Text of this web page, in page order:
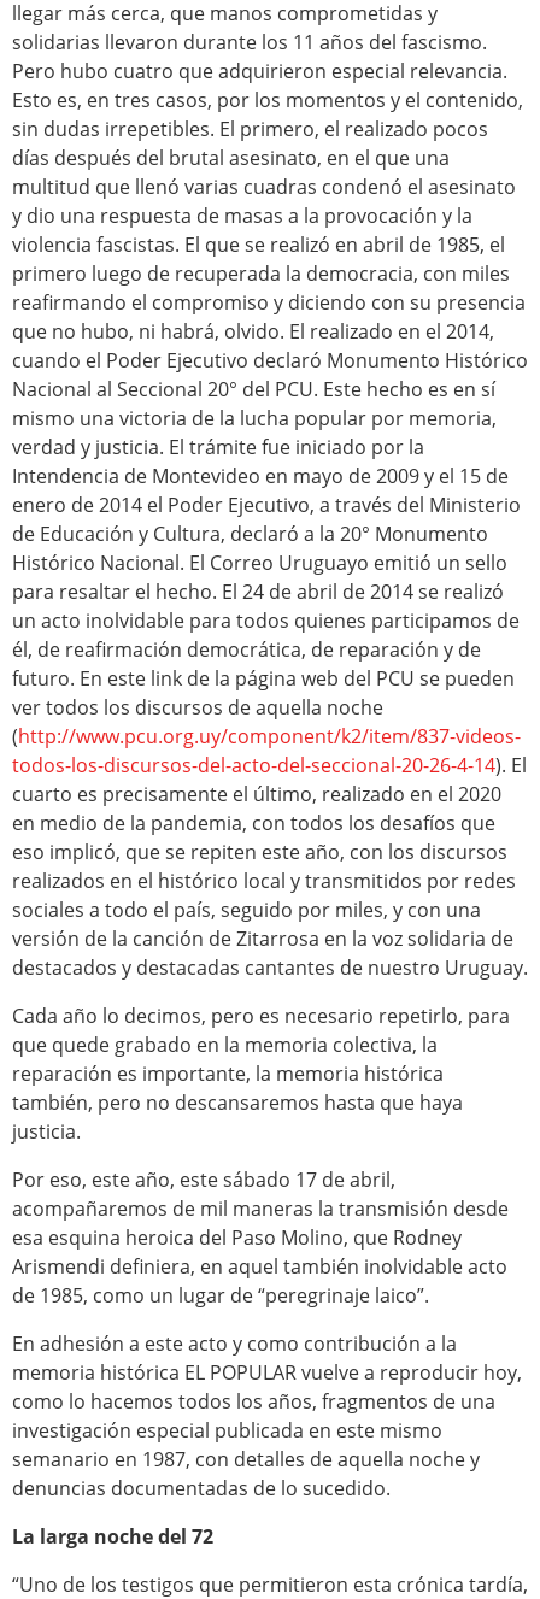
llegar más cerca, que manos comprometidas y
solidarias llevaron durante los 11 años del fascismo.
Pero hubo cuatro que adquirieron especial relevancia.
Esto es, en tres casos, por los momentos y el contenido,
sin dudas irrepetibles. El primero, el realizado pocos
días después del brutal asesinato, en el que una
multitud que llenó varias cuadras condenó el asesinato
y dio una respuesta de masas a la provocación y la
violencia fascistas. El que se realizó en abril de 1985, el
primero luego de recuperada la democracia, con miles
reafirmando el compromiso y diciendo con su presencia
que no hubo, ni habrá, olvido. El realizado en el 2014,
cuando el Poder Ejecutivo declaró Monumento Histórico
Nacional al Seccional 20° del PCU. Este hecho es en sí
mismo una victoria de la lucha popular por memoria,
verdad y justicia. El trámite fue iniciado por la
Intendencia de Montevideo en mayo de 2009 y el 15 de
enero de 2014 el Poder Ejecutivo, a través del Ministerio
de Educación y Cultura, declaró a la 20° Monumento
Histórico Nacional. El Correo Uruguayo emitió un sello
para resaltar el hecho. El 24 de abril de 2014 se realizó
un acto inolvidable para todos quienes participamos de
él, de reafirmación democrática, de reparación y de
futuro. En este link de la página web del PCU se pueden
ver todos los discursos de aquella noche
(http://www.pcu.org.uy/component/k2/item/837-videos-
todos-los-discursos-del-acto-del-seccional-20-26-4-14). El
cuarto es precisamente el último, realizado en el 2020
en medio de la pandemia, con todos los desafíos que
eso implicó, que se repiten este año, con los discursos
realizados en el histórico local y transmitidos por redes
sociales a todo el país, seguido por miles, y con una
versión de la canción de Zitarrosa en la voz solidaria de
destacados y destacadas cantantes de nuestro Uruguay.
Cada año lo decimos, pero es necesario repetirlo, para
que quede grabado en la memoria colectiva, la
reparación es importante, la memoria histórica
también, pero no descansaremos hasta que haya
justicia.
Por eso, este año, este sábado 17 de abril,
acompañaremos de mil maneras la transmisión desde
esa esquina heroica del Paso Molino, que Rodney
Arismendi definiera, en aquel también inolvidable acto
de 1985, como un lugar de “peregrinaje laico”.
En adhesión a este acto y como contribución a la
memoria histórica EL POPULAR vuelve a reproducir hoy,
como lo hacemos todos los años, fragmentos de una
investigación especial publicada en este mismo
semanario en 1987, con detalles de aquella noche y
denuncias documentadas de lo sucedido.
La larga noche del 72
“Uno de los testigos que permitieron esta crónica tardía,